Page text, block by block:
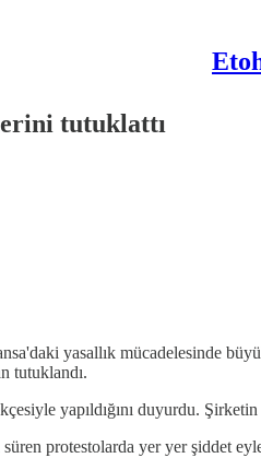
tutuklattı
yasallık mücadelesinde
tutuklandı.
yapıldığını duyurdu.
protestolarda yer yer şiddet